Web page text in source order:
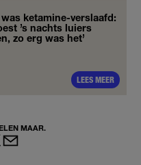
ketamine-verslaafd:
’s nachts luiers
zo erg was het’
LEES MEER
MAAR.